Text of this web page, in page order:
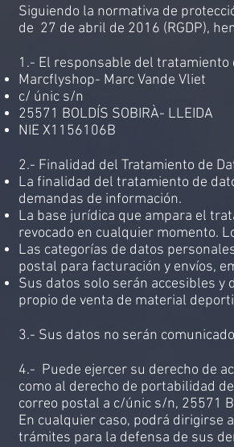
Siguiendo la normativa de
de 27 de abril de 2016 (RGDP),
1.- El responsable del tratamiento
Marcflyshop- Marc Vande Vliet
c/ únic s/n
25571 BOLDÍS SOBIRÀ- LLEIDA
NIE X1156106B
2.- Finalidad del Tratamiento de
La finalidad del tratamiento de
demandas de información.
La base jurídica que ampara el
revocado en cualquier momento.
Las categorías de datos
postal para facturación y envíos,
Sus datos solo serán accesibles
propio de venta de material
3.- Sus datos no serán
4.- Puede ejercer su derecho de
como al derecho de portabilidad
correo postal a c/únic s/n, 25571
En cualquier caso, podrá dirigirse
trámites para la defensa de sus